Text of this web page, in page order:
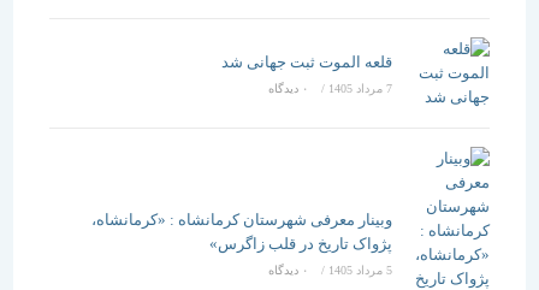
قلعه الموت ثبت جهانی شد
/ ۰ دیدگاه
وبینار معرفی شهرستان کرمانشاه : «کرمانشاه،
پژواک تاریخ در قلب زاگرس»
5 مرداد 1405 / ۰ دیدگاه